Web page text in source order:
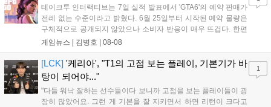
테이크투 인터랙티브는 7일 실적 발표에서 'GTA6'의 예약 판매가
전례 없는 수준이라고 밝혔다. 6월 25일부터 시작된 예약 물량은
구체적으로 공개되지 않았으나 소비자 반응이 매우 뜨겁다. 한편
11월 19일 PS5와 Xbox 시리즈 X|S로 정식 출시될 예정이며, 록
상 'Grand Theft Auto VI: An Extended Look'을 최초 공개할 계획
이다....
게임뉴스 | 김병호 | 08-08
[LCK] '케리아', "T1의 고점 보는 플레이, 기본기가 바
탕이 되어야..."
"다들 워낙 잘하는 선수들이다 보니까 고점을 보는 플레이들이 굉
장히 많았어요. 그런 게 기본을 잘 지키면서 하면 리턴이 크다고
1